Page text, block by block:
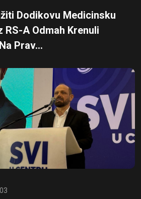
Dodikovu Medicinsku
RS-A Odmah Krenuli
Prav...